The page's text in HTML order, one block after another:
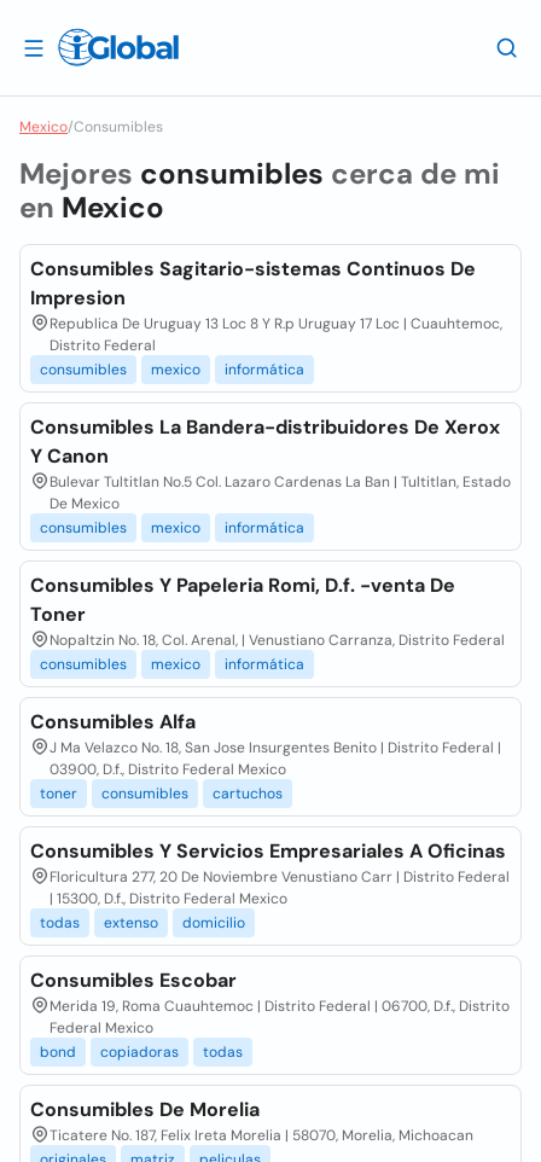
Mexico/Consumibles
Mejores consumibles cerca de mi
en Mexico
Consumibles Sagitario-sistemas Continuos De
Impresion
Republica De Uruguay 13 Loc 8 Y R.p Uruguay 17 Loc | Cuauhtemoc,
Distrito Federal
consumibles
mexico informática
Consumibles La Bandera-distribuidores De Xerox
Y Canon
Bulevar Tultitlan No.5 Col. Lazaro Cardenas La Ban | Tultitlan, Estado
De Mexico
consumibles
mexico informática
Consumibles Y Papeleria Romi, D.f. -venta De
Toner
Nopaltzin No. 18, Col. Arenal, | Venustiano Carranza, Distrito Federal
consumibles
mexico informática
Consumibles Alfa
J Ma Velazco No. 18, San Jose Insurgentes Benito | Distrito Federal |
03900, D.f., Distrito Federal Mexico
toner
consumibles cartuchos
Consumibles Y Servicios Empresariales A Oficinas
Floricultura 277, 20 De Noviembre Venustiano Carr | Distrito Federal
| 15300, D.f., Distrito Federal Mexico
todas
extenso domicilio
Consumibles Escobar
Merida 19, Roma Cuauhtemoc | Distrito Federal | 06700, D.f., Distrito
Federal Mexico
bond
copiadoras todas
Consumibles De Morelia
Ticatere No. 187, Felix Ireta Morelia | 58070, Morelia, Michoacan